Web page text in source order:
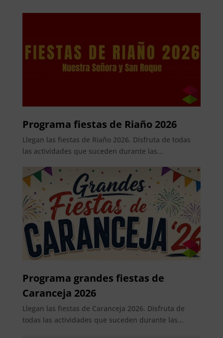
Programa fiestas de Riaño 2026
Llegan las fiestas de Riaño 2026. Disfruta de todas
las actividades que suceden durante las...
Programa grandes fiestas de
Caranceja 2026
Llegan las fiestas de Caranceja 2026. Disfruta de
todas las actividades que suceden durante las...